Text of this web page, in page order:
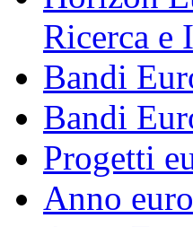
Ricerca e
Bandi
Bandi
Progetti
Anno